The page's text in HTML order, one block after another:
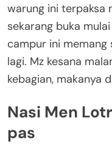
warung ini terpaksa
sekarang buka
campur ini memang
lagi. Mz kesana
kebagian, makanya
Nasi Men
pas